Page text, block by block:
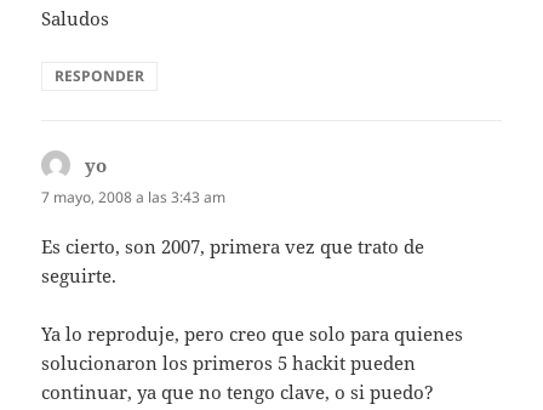
Saludos
RESPONDER
yo
7 mayo, 2008 a las 3:43 am
Es cierto, son 2007, primera vez que trato de
seguirte.
Ya lo reproduje, pero creo que solo para quienes
solucionaron los primeros 5 hackit pueden
continuar, ya que no tengo clave, o si puedo?